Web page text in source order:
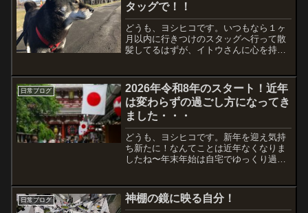
タッグで！！
どうも、ヨシヒコです。いつもなら１ヶ
月以内に行きつけのスタッグへ行って散
髪してるはずが、イトウさんに心を持っ
今日はとりあえず髪の毛を切る！！だか
ら、釣りはお休み。。。近...
日常ブログ
2026年令和8年のスタート！近年
は変わらずの過ごし方になってき
ました・・・
どうも、ヨシヒコです。新年を迎え気持
ち新たに！なんてことは近年なくなりま
したね〜年末年始は自宅でゆっくり過ご
る！翌日の戦闘能力はない（笑）。そう
なると年末年始の休みだけ...
日常ブログ 神棚の鏡に映る自分！